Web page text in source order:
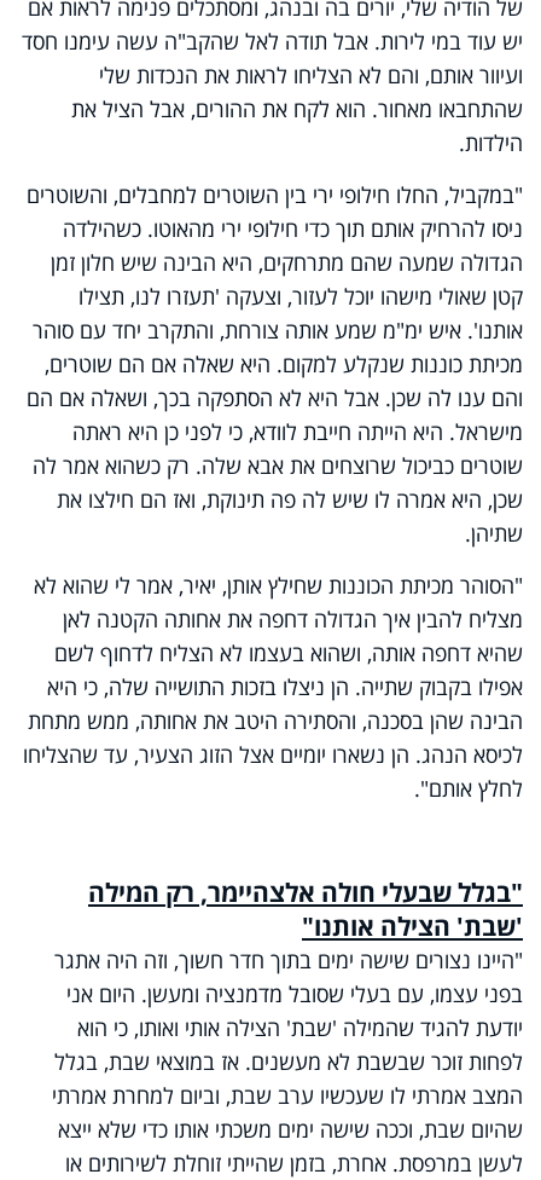
של הודיה שלי, יורים בה ובנהג, ומסתכלים פנימה לראות אם
יש עוד במי לירות. אבל תודה לאל שהקב"ה עשה עימנו חסד
ועיוור אותם, והם לא הצליחו לראות את הנכדות שלי
שהתחבאו מאחור. הוא לקח את ההורים, אבל הציל את
הילדות.
"במקביל, החלו חילופי ירי בין השוטרים למחבלים, והשוטרים
ניסו להרחיק אותם תוך כדי חילופי ירי מהאוטו. כשהילדה
הגדולה שמעה שהם מתרחקים, היא הבינה שיש חלון זמן
קטן שאולי מישהו יוכל לעזור, וצעקה 'תעזרו לנו, תצילו
אותנו'. איש ימ"מ שמע אותה צורחת, והתקרב יחד עם סוהר
מכיתת כוננות שנקלע למקום. היא שאלה אם הם שוטרים,
והם ענו לה שכן. אבל היא לא הסתפקה בכך, ושאלה אם הם
מישראל. היא הייתה חייבת לוודא, כי לפני כן היא ראתה
שוטרים כביכול שרוצחים את אבא שלה. רק כשהוא אמר לה
שכן, היא אמרה לו שיש לה פה תינוקת, ואז הם חילצו את
שתיהן.
"הסוהר מכיתת הכוננות שחילץ אותן, יאיר, אמר לי שהוא לא
מצליח להבין איך הגדולה דחפה את אחותה הקטנה לאן
שהיא דחפה אותה, ושהוא בעצמו לא הצליח לדחוף לשם
אפילו בקבוק שתייה. הן ניצלו בזכות התושייה שלה, כי היא
הבינה שהן בסכנה, והסתירה היטב את אחותה, ממש מתחת
לכיסא הנהג. הן נשארו יומיים אצל הזוג הצעיר, עד שהצליחו
לחלץ אותם".
"בגלל שבעלי חולה אלצהיימר, רק המילה
'שבת' הצילה אותנו"
"היינו נצורים שישה ימים בתוך חדר חשוך, וזה היה אתגר
בפני עצמו, עם בעלי שסובל מדמנציה ומעשן. היום אני
יודעת להגיד שהמילה 'שבת' הצילה אותי ואותו, כי הוא
לפחות זוכר שבשבת לא מעשנים. אז במוצאי שבת, בגלל
המצב אמרתי לו שעכשיו ערב שבת, וביום למחרת אמרתי
שהיום שבת, וככה שישה ימים משכתי אותו כדי שלא ייצא
לעשן במרפסת. אחרת, בזמן שהייתי זוחלת לשירותים או